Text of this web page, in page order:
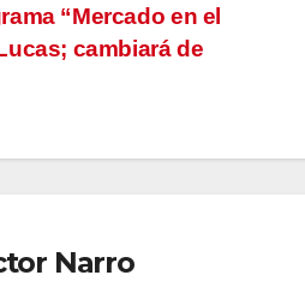
“Mercado en el
cambiará de
Narro